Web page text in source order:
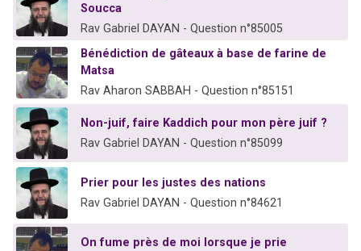
Soucca
Rav Gabriel DAYAN - Question n°85005
Bénédiction de gâteaux à base de farine de
Matsa
Rav Aharon SABBAH - Question n°85151
Non-juif, faire Kaddich pour mon père juif ?
Rav Gabriel DAYAN - Question n°85099
Prier pour les justes des nations
Rav Gabriel DAYAN - Question n°84621
On fume près de moi lorsque je prie